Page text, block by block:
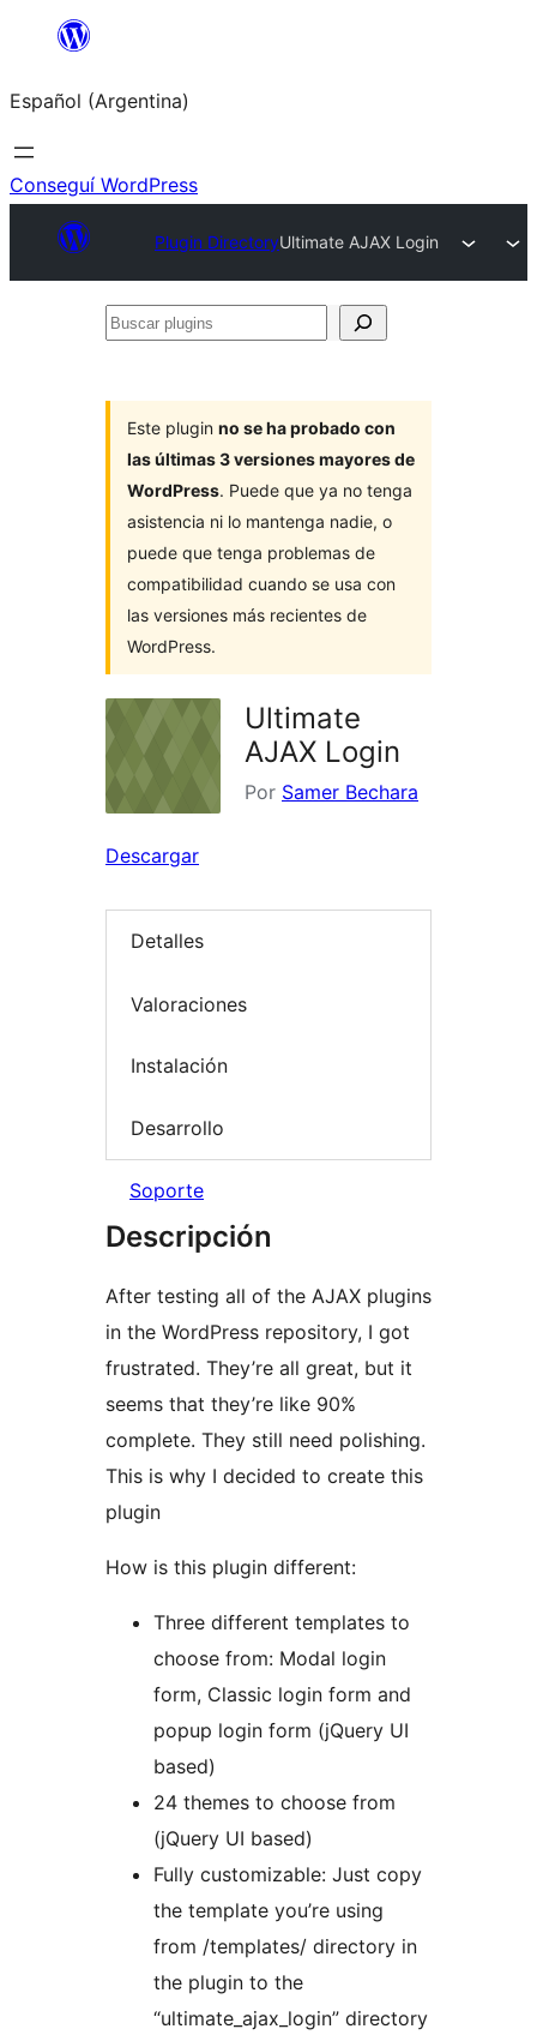
Saltar
contenido
Español (Argentina)
Conseguí WordPress
Plugin DirectoryUltimate AJAX Login
Buscar
Este plugin no se ha probado con
las últimas 3 versiones mayores de
WordPress. Puede que ya no tenga
asistencia ni lo mantenga nadie, o
puede que tenga problemas de
compatibilidad cuando se usa con
las versiones más recientes de
WordPress.
Ultimate
AJAX Login
Por Samer Bechara
Descargar
Detalles
Valoraciones
Instalación
Desarrollo
Soporte
Descripción
After testing all of the AJAX plugins
in the WordPress repository, I got
frustrated. They’re all great, but it
seems that they’re like 90%
complete. They still need polishing.
This is why I decided to create this
plugin
How is this plugin different:
Three different templates to
choose from: Modal login
form, Classic login form and
popup login form (jQuery UI
based)
24 themes to choose from
(jQuery UI based)
Fully customizable: Just copy
the template you’re using
from /templates/ directory in
the plugin to the
“ultimate_ajax_login” directory